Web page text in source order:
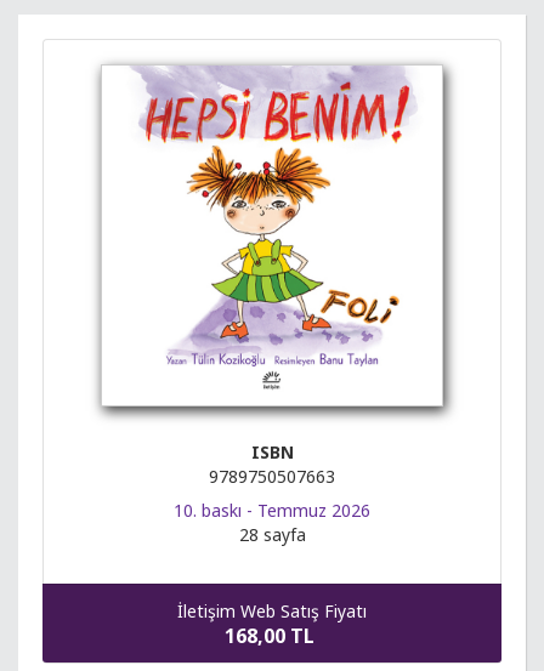
ISBN
9789750507663
10. baskı - Temmuz 2026
28 sayfa
İletişim Web Satış Fiyatı
168,00 TL